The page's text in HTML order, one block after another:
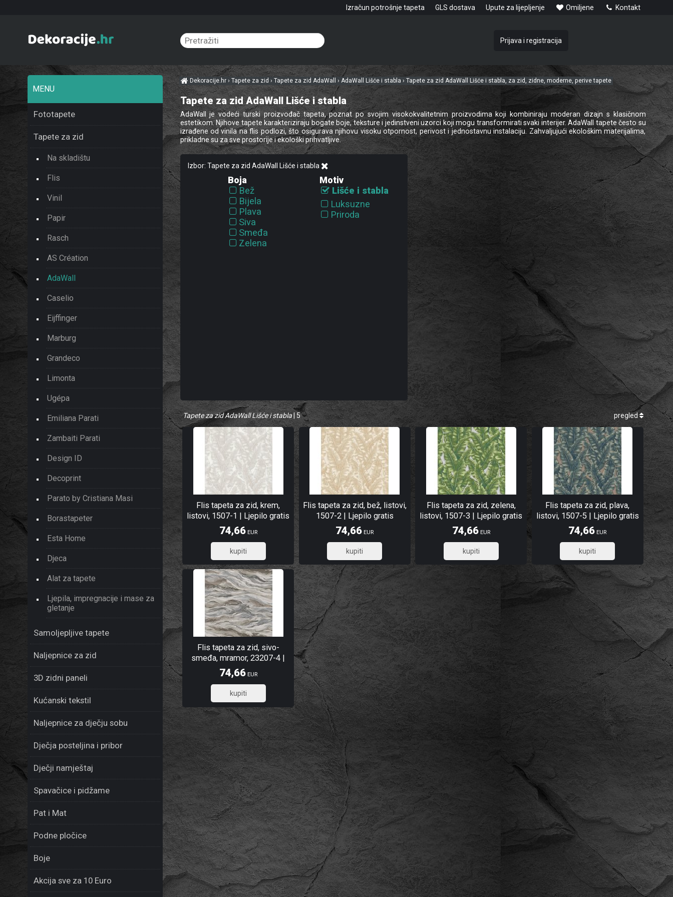
Tapete za zid AdaWall Lišće i stabla
AdaWall je vodeći turski proizvođač tapeta, poznat po svojim visokokvalitetnim proizvodima koji kombiniraju moderan dizajn s klasičnom
estetikom. Njihove tapete karakteriziraju bogate boje, teksture i jedinstveni uzorci koji mogu transformirati svaki interijer. AdaWall tapete često su
izrađene od vinila na flis podlozi, što osigurava njihovu visoku otpornost, perivost i jednostavnu instalaciju. Zahvaljujući ekološkim materijalima,
prikladne su za sve prostorije i ekološki prihvatljive.
Izbor: Tapete za zid AdaWall Lišće i stabla
Boja
Bež
Bijela
Plava
Siva
Smeđa
Zelena
Motiv
Lišće i stabla
Luksuzne
Priroda
Tapete za zid AdaWall Lišće i stabla | 5 pregled
Flis tapeta za zid, krem,
listovi, 1507-1 | Ljepilo gratis
74,66EUR
59,73
Flis tapeta za zid, bež, listovi,
1507-2 | Ljepilo gratis
74,66 EUR
59,73
Flis tapeta za zid, zelena,
listovi, 1507-3 | Ljepilo gratis
74,66EUR
59,73
Flis tapeta za zid, plava,
listovi, 1507-5 | Ljepilo gratis
74,66 EUR
59,73
Flis tapeta za zid, sivo-
smeđa, mramor, 23207-4 |
Ljepilo gratis
74,66EUR
59,73
MENU
Fototapete
Tapete za zid
Na skladištu
Flis
Vinil
Papir
Rasch
AS Création
AdaWall
Caselio
Eijffinger
Marburg
Grandeco
Limonta
Ugépa
Emiliana Parati
Zambaiti Parati
Design ID
Decoprint
Parato by Cristiana Masi
Borastapeter
Esta Home
Djeca
Alat za tapete
Ljepila, impregnacije i mase za
gletanje
Samoljepljive tapete
Naljepnice za zid
3D zidni paneli
Kućanski tekstil
Naljepnice za dječju sobu
Dječja posteljina i pribor
Dječji namještaj
Spavačice i pidžame
Pat i Mat
Podne pločice
Boje
Akcija sve za 10 Euro
Izračun potrošnje tapeta GLS dostava Upute za lijepljenje Omiljene Kontakt
Dekoracije.hr›Tapete za zid ›Tapete za zid AdaWall ›AdaWall Lišće i stabla ›Tapete za zid AdaWall Lišće i stabla, za zid, zidne, moderne, perive tapete
Prijava i registracija